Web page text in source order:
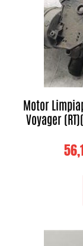
Motor
Voyager